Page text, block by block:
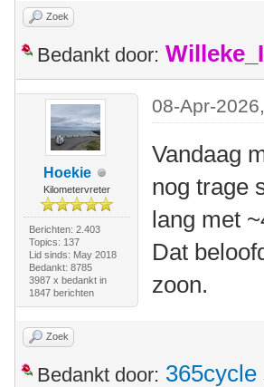
Zoek
Bedankt door:
Hoekie
Kilometervreter
Berichten: 2.403
Topics: 137
Lid sinds: May 2018
Bedankt: 8785
3987 x bedankt in
1847 berichten
08-Apr-
Vandaag
nog trage
lang met
Dat
zoon.
Zoek
Bedankt door: 365cycle